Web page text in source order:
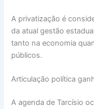
A privatização é
da atual gestão
tanto na economia
públicos.
Articulação política
A agenda de Tarcísio